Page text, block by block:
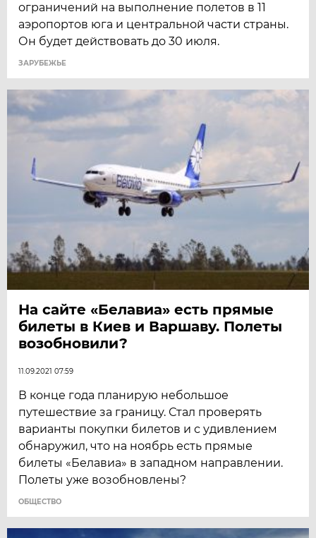
ограничений на выполнение полетов в 11
аэропортов юга и центральной части страны.
Он будет действовать до 30 июля.
ЗАРУБЕЖЬЕ
На сайте «Белавиа» есть прямые
билеты в Киев и Варшаву. Полеты
возобновили?
11.09.2021 07:59
В конце года планирую небольшое
путешествие за границу. Стал проверять
варианты покупки билетов и с удивлением
обнаружил, что на ноябрь есть прямые
билеты «Белавиа» в западном направлении.
Полеты уже возобновлены?
ОБЩЕСТВО